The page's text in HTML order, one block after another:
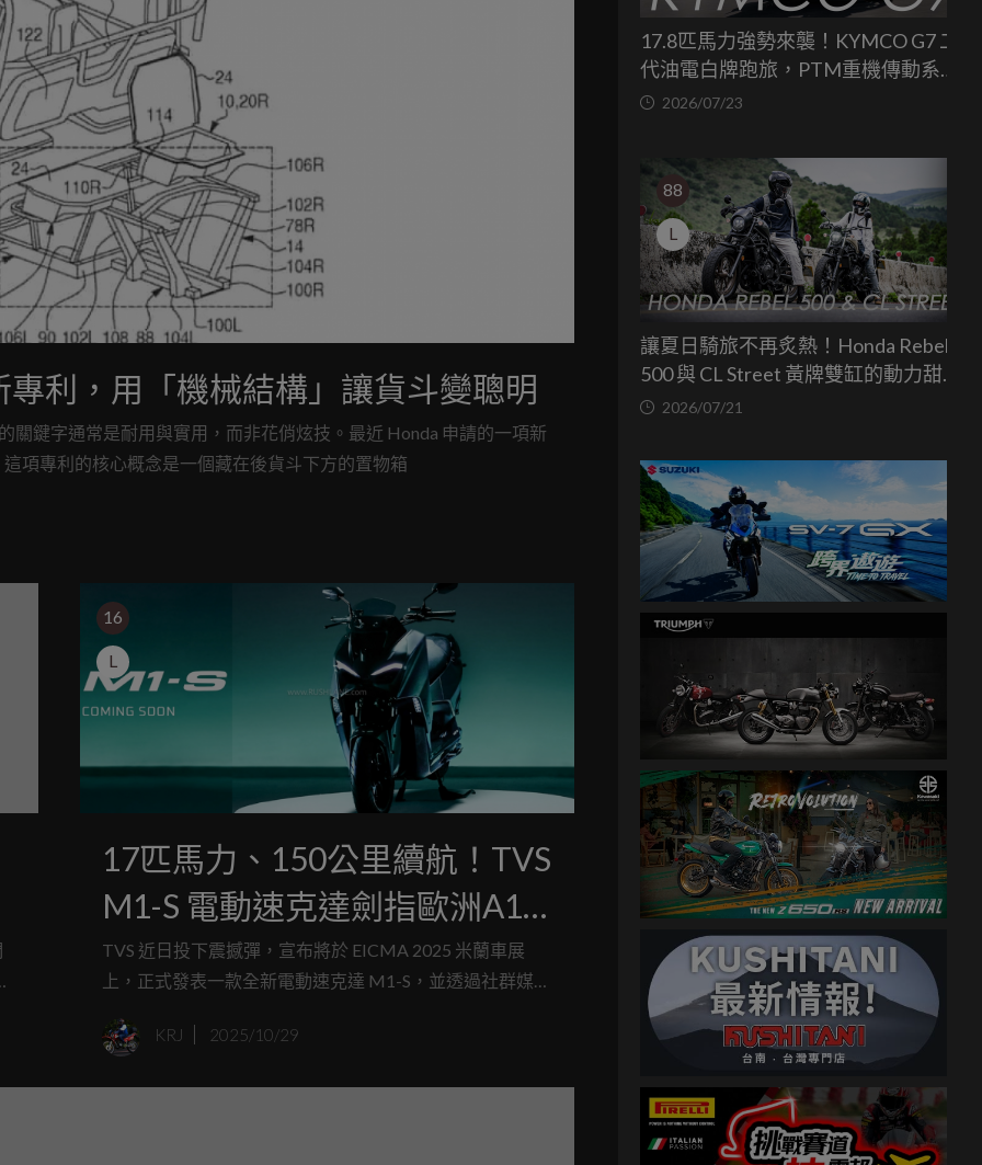
利，用「機械結構」讓貨斗變聰明
關鍵字通常是耐用與實用，而非花俏炫技。最近 Honda 申請的一項新
項專利的核心概念是一個藏在後貨斗下方的置物箱
16
L
17匹馬力、150公里續航！TVS
M1-S 電動速克達劍指歐洲A1
市場
TVS 近日投下震撼彈，宣布將於 EICMA 2025 米蘭車展
上，正式發表一款全新電動速克達 M1-S，並透過社群媒體
心。
KRJ 2025/10/29
17.8匹馬力強勢來襲！KYMCO G7 二
代油電白牌跑旅，PTM重機傳動系統
與8公斤減重的操控饗宴
2026/07/23
88
L
讓夏日騎旅不再炙熱！Honda Rebel
500 與 CL Street 黃牌雙缸的動力甜蜜
點 2026/07/21